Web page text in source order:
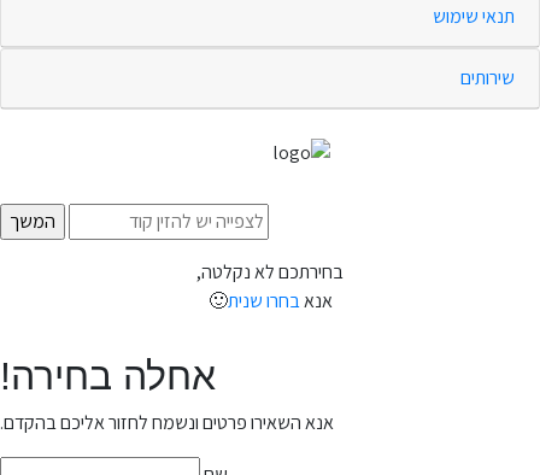
תנאי שימוש
שירותים
בחירתכם לא נקלטה,
אנאבחרו שנית🙂
אחלה בחירה!
אנא השאירו פרטים ונשמח לחזור אליכם בהקדם.